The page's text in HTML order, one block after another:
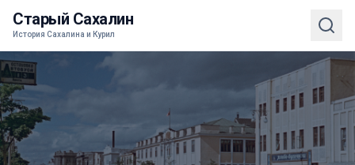
Старый Сахалин
История Сахалина и Курил